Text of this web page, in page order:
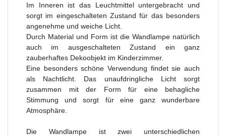
Im Inneren ist das Leuchtmittel untergebracht und
sorgt im eingeschalteten Zustand für das besonders
angenehme und weiche Licht.
Durch Material und Form ist die Wandlampe natürlich
auch im ausgeschalteten Zustand ein ganz
zauberhaftes Dekoobjekt im Kinderzimmer.
Eine besonders schöne Verwendung findet sie auch
als Nachtlicht. Das unaufdringliche Licht sorgt
zusammen mit der Form für eine behagliche
Stimmung und sorgt für eine ganz wunderbare
Atmosphäre.
Die Wandlampe ist zwei unterschiedlichen